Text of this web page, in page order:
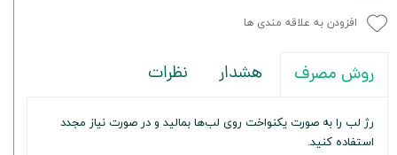
افزودن به علاقه مندی ها
روش مصرف هشدار نظرات
رژ لب را به صورت یکنواخت روی لب‌ها بمالید و در صورت نیاز مجدد
استفاده کنید.